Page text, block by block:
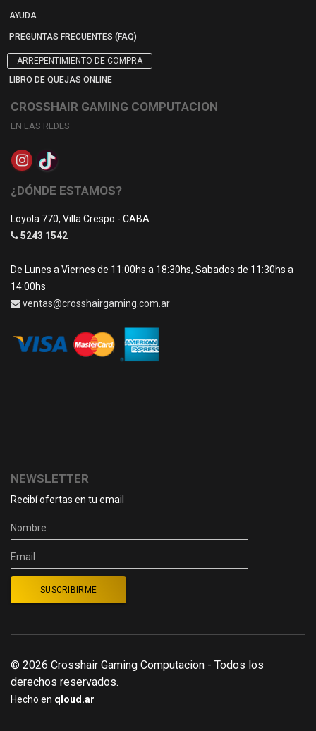
AYUDA
PREGUNTAS FRECUENTES (FAQ)
ARREPENTIMIENTO DE COMPRA
LIBRO DE QUEJAS ONLINE
CROSSHAIR GAMING COMPUTACION
EN LAS REDES
¿DÓNDE ESTAMOS?
Loyola 770, Villa Crespo - CABA
5243 1542
De Lunes a Viernes de 11:00hs a 18:30hs, Sabados de 11:30hs a
14:00hs
ventas@crosshairgaming.com.ar
NEWSLETTER
Recibí ofertas en tu email
© 2026 Crosshair Gaming Computacion - Todos los
derechos reservados.
Hecho en qloud.ar